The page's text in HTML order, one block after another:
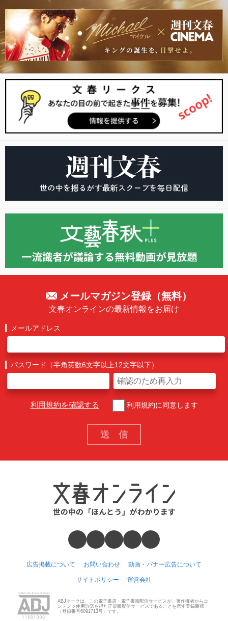
メールマガジン登録（無料）
文春オンラインの最新情報をお届け
メールアドレス
パスワード（半角英数6文字以上12文字以下）
利用規約を確認する 利用規約に同意します
広告掲載について お問い合わせ 動画・バナー広告について
サイトポリシー 運営会社
ABJマークは、この電子書店・電子書籍配信サービスが、著作権者からコ
ンテンツ使用許諾を得た正規版配信サービスであることを示す登録商標
（登録番号6091713号）です。